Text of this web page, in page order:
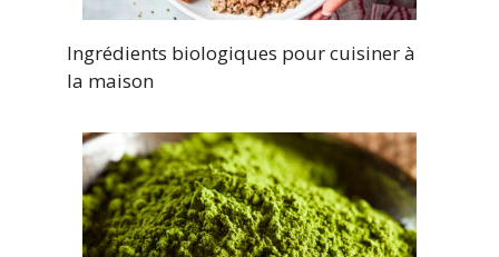
Ingrédients biologiques pour cuisiner à
la maison